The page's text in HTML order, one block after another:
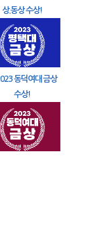
상.동상 수상!
동덕여대 금상
수상!